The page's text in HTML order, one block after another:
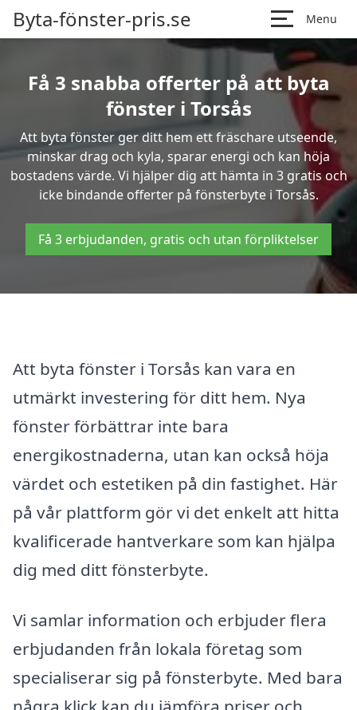
Byta-fönster-pris.se Menu
Få 3 snabba offerter på att byta
fönster i Torsås
Att byta fönster ger ditt hem ett fräschare utseende,
minskar drag och kyla, sparar energi och kan höja
bostadens värde. Vi hjälper dig att hämta in 3 gratis och
icke bindande offerter på fönsterbyte i Torsås.
Få 3 erbjudanden, gratis och utan förpliktelser
Att byta fönster i Torsås kan vara en
utmärkt investering för ditt hem. Nya
fönster förbättrar inte bara
energikostnaderna, utan kan också höja
värdet och estetiken på din fastighet. Här
på vår plattform gör vi det enkelt att hitta
kvalificerade hantverkare som kan hjälpa
dig med ditt fönsterbyte.
Vi samlar information och erbjuder flera
erbjudanden från lokala företag som
specialiserar sig på fönsterbyte. Med bara